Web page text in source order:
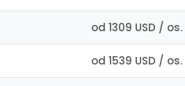
od 1309 USD / os.
od 1539 USD / os.